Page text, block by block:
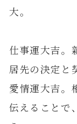
大。
仕事運大吉。
居先の決定と
愛情運大吉。
伝えることで